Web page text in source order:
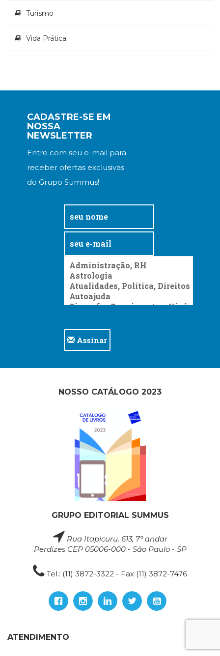
Turismo
Vida Prática
CADASTRE-SE EM
NOSSA
NEWSLETTER
Entre com seu e-mail para
receber ofertas exclusivas
do Grupo Summus!
Assinar
NOSSO CATÁLOGO 2023
GRUPO EDITORIAL SUMMUS
Rua Itapicuru, 613, 7° andar
Perdizes CEP 05006-000 - São Paulo - SP
Tel.: (11) 3872-3322 - Fax (11) 3872-7476
ATENDIMENTO